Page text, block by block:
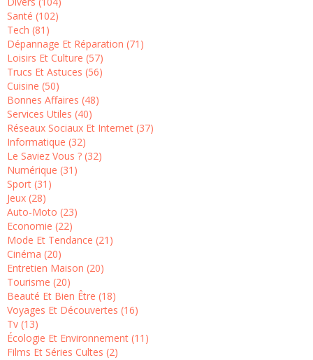
Santé (102)
Tech (81)
Dépannage Et Réparation (71)
Loisirs Et Culture (57)
Trucs Et Astuces (56)
Cuisine (50)
Bonnes Affaires (48)
Services Utiles (40)
Réseaux Sociaux Et Internet (37)
Informatique (32)
Le Saviez Vous ? (32)
Numérique (31)
Sport (31)
Jeux (28)
Auto-Moto (23)
Economie (22)
Mode Et Tendance (21)
Cinéma (20)
Entretien Maison (20)
Tourisme (20)
Beauté Et Bien Être (18)
Voyages Et Découvertes (16)
Tv (13)
Écologie Et Environnement (11)
Films Et Séries Cultes (2)